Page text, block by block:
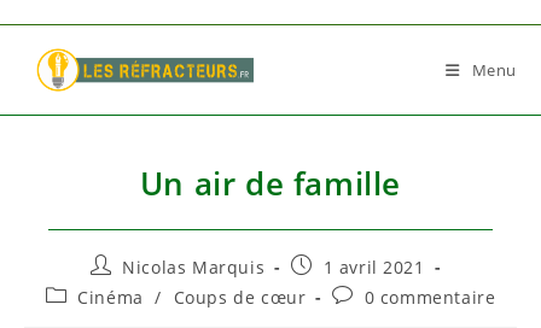
content
Menu
Un air de famille
Auteur/autrice
de
la
Nicolas Marquis
Publication
publiée :
1 avril 2021
PostCinéma / Coups de cœur
Commentaires
0 commentaire